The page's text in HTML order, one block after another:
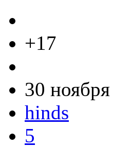
+17
30
hinds
5